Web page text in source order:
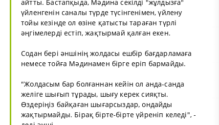
айтты. Бастапқыда, Мәдина секілді "жұлдызға"
үйленгенін саналы түрде түсінгенімен, үйлену
тойы кезінде ол өзіне қатысты тараған түрлі
әңгімелерді естіп, жақтырмай қалған екен.
Содан бері әншінің жолдасы ешбір бағдарламаға
немесе тойға Мәдинамен бірге еріп бармайды.
"Жолдасым бар болғаннан кейін ол анда-санда
желіге шығып тұрады, шығу керек сияқты.
Өздеріңіз байқаған шығарсыздар, ондайды
жақтырмайды. Бірақ бірте-бірте үйреніп келеді", -